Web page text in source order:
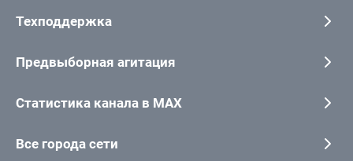
Техподдержка
Предвыборная агитация
Статистика канала в MAX
Все города сети